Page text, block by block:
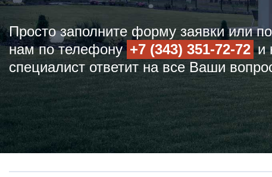
Просто заполните форму заявки или
нам по телефону +7 (343) 351-72-72и
специалист ответит на все Ваши